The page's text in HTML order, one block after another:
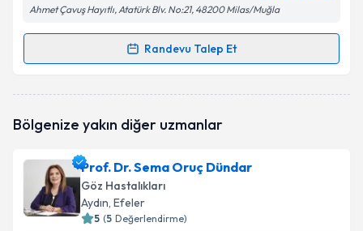
Ahmet Çavuş Hayıtlı, Atatürk Blv. No:21, 48200 Milas/Muğla
Randevu Talep Et
Randevu Takvimi Talebi
oluşturun. Size bu uzmandan randevu almanız için bir
E-posta Adresiniz
Bölgenize yakın diğer uzmanlar
Prof. Dr. Sema Oruç Dündar
Göz Hastalıkları
Aydın, Efeler
5 (5 Değerlendirme)